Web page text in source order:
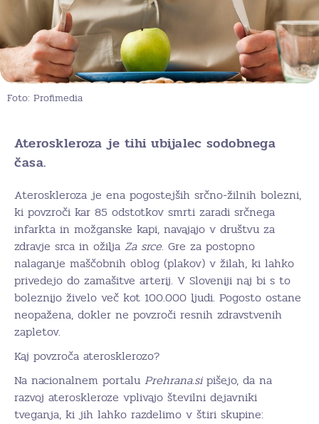
Foto: Profimedia
Ateroskleroza je tihi ubijalec sodobnega
časa.
Ateroskleroza je ena pogostejših srčno-žilnih bolezni,
ki povzroči kar 85 odstotkov smrti zaradi srčnega
infarkta in možganske kapi, navajajo v društvu za
zdravje srca in ožilja Za srce. Gre za postopno
nalaganje maščobnih oblog (plakov) v žilah, ki lahko
privedejo do zamašitve arterij. V Sloveniji naj bi s to
boleznijo živelo več kot 100.000 ljudi. Pogosto ostane
neopažena, dokler ne povzroči resnih zdravstvenih
zapletov.
Kaj povzroča aterosklerozo?
Na nacionalnem portalu Prehrana.sipišejo, da na
razvoj ateroskleroze vplivajo številni dejavniki
tveganja, ki jih lahko razdelimo v štiri skupine: